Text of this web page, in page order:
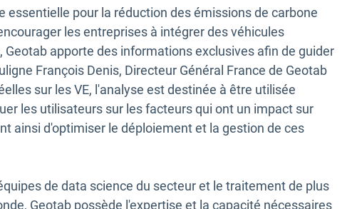
essentielle pour la réduction des émissions de carbone
les entreprises à intégrer des véhicules
apporte des informations exclusives afin de guider
François Denis, Directeur Général France de Geotab
sur les VE, l'analyse est destinée à être utilisée
les utilisateurs sur les facteurs qui ont un impact sur
ainsi d'optimiser le déploiement et la gestion de ces
de data science du secteur et le traitement de plus
Geotab possède l'expertise et la capacité nécessaires